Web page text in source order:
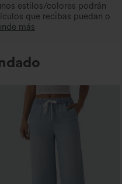
estilos/colores podrán
que recibas puedan o
más